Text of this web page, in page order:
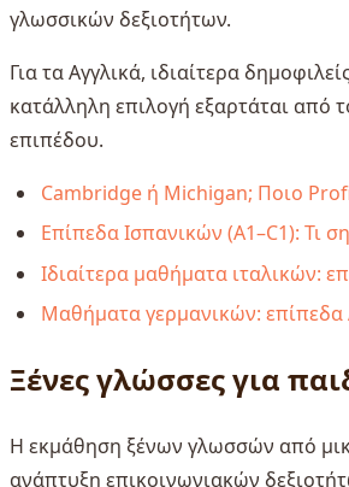
γλωσσικών δεξιοτήτων.
Για τα Αγγλικά, ιδιαίτερα
κατάλληλη επιλογή εξαρτάται από
επιπέδου.
Cambridge ή Michigan; Ποιο
Επίπεδα Ισπανικών (A1–C1): Τι
Ιδιαίτερα μαθήματα ιταλικών:
Μαθήματα γερμανικών: επίπεδα
Ξένες γλώσσες για
Η εκμάθηση ξένων γλωσσών από
ανάπτυξη επικοινωνιακών